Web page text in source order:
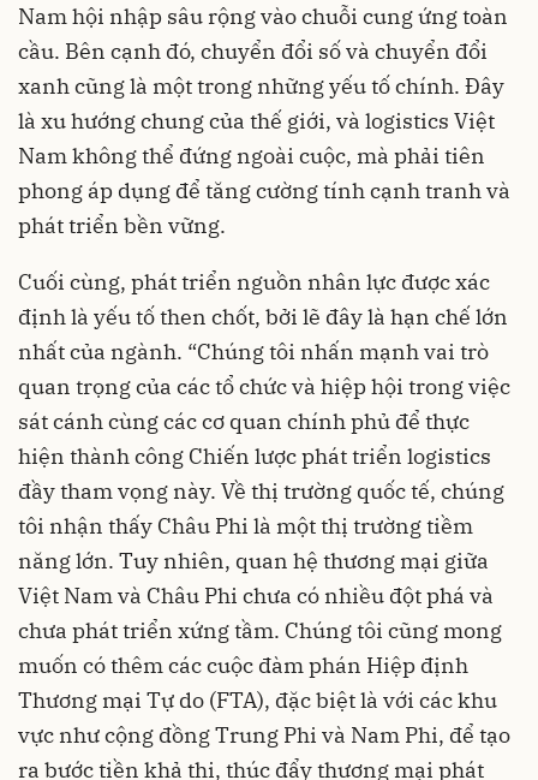
Nam hội nhập sâu rộng vào chuỗi cung ứng toàn
cầu. Bên cạnh đó, chuyển đổi số và chuyển đổi
xanh cũng là một trong những yếu tố chính. Đây
là xu hướng chung của thế giới, và logistics Việt
Nam không thể đứng ngoài cuộc, mà phải tiên
phong áp dụng để tăng cường tính cạnh tranh và
phát triển bền vững.
Cuối cùng, phát triển nguồn nhân lực được xác
định là yếu tố then chốt, bởi lẽ đây là hạn chế lớn
nhất của ngành. “Chúng tôi nhấn mạnh vai trò
quan trọng của các tổ chức và hiệp hội trong việc
sát cánh cùng các cơ quan chính phủ để thực
hiện thành công Chiến lược phát triển logistics
đầy tham vọng này. Về thị trường quốc tế, chúng
tôi nhận thấy Châu Phi là một thị trường tiềm
năng lớn. Tuy nhiên, quan hệ thương mại giữa
Việt Nam và Châu Phi chưa có nhiều đột phá và
chưa phát triển xứng tầm. Chúng tôi cũng mong
muốn có thêm các cuộc đàm phán Hiệp định
Thương mại Tự do (FTA), đặc biệt là với các khu
vực như cộng đồng Trung Phi và Nam Phi, để tạo
ra bước tiền khả thi, thúc đẩy thương mại phát